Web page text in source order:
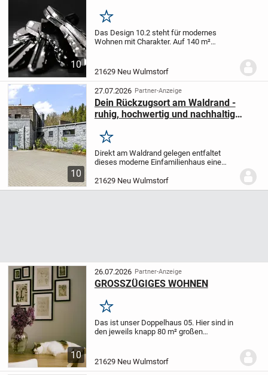
10
Merken
Das Design 10.2 steht für modernes
Wohnen mit Charakter. Auf 140 m²
und Essbereich bildet das Herzstück -
hell, großzügig und...
21629 Neu Wulmstorf
10
27.07.2026 Partner-Anzeige
Dein Rückzugsort am Waldrand -
ruhig, hochwertig und nachhaltig
Merken
Direkt am Waldrand gelegen entfaltet
dieses moderne Einfamilienhaus eine
Komfort und Naturverbundenheit.
beim Eintreten wird die Großzügigkeit
21629 Neu Wulmstorf
10
26.07.2026 Partner-Anzeige
GROSSZÜGIGES WOHNEN
Merken
Das ist unser Doppelhaus 05. Hier sind in
den jeweils knapp 80 m² großen
außergewöhnliches Wohnerlebnis. Das
21629 Neu Wulmstorf